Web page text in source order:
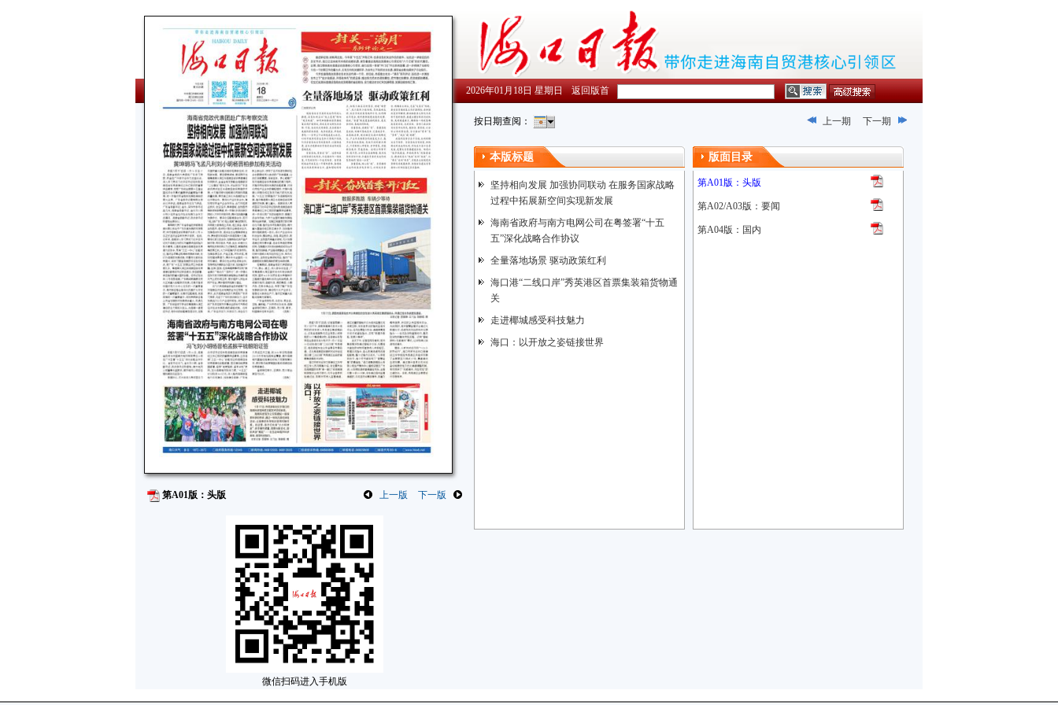
2026年01月18日 星期日 返回版首
第A01版：头版 上一版 下一版
微信扫码进入手机版
按日期查阅： 上一期 下一期
本版标题
坚持相向发展 加强协同联动 在服务国家战略
过程中拓展新空间实现新发展
海南省政府与南方电网公司在粤签署“十五
五”深化战略合作协议
全量落地场景 驱动政策红利
海口港“二线口岸”秀英港区首票集装箱货物通
关
走进椰城感受科技魅力
海口：以开放之姿链接世界
版面目录
第A01版：头版
第A02/A03版：要闻
第A04版：国内